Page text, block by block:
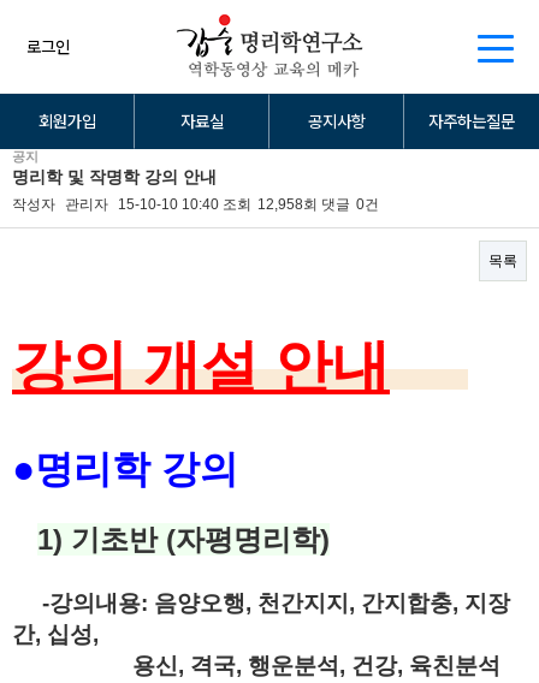
로그인
회원가입 자료실 공지사항 자주하는질문
공지
명리학 및 작명학 강의 안내
작성자 관리자 15-10-10 10:40 조회 12,958회 댓글 0건
목록
강의 개설 안내
●명리학 강의
1) 기초반 (자평명리학)
-강의내용: 음양오행, 천간지지, 간지합충, 지장
간, 십성,
용신, 격국, 행운분석, 건강, 육친분석